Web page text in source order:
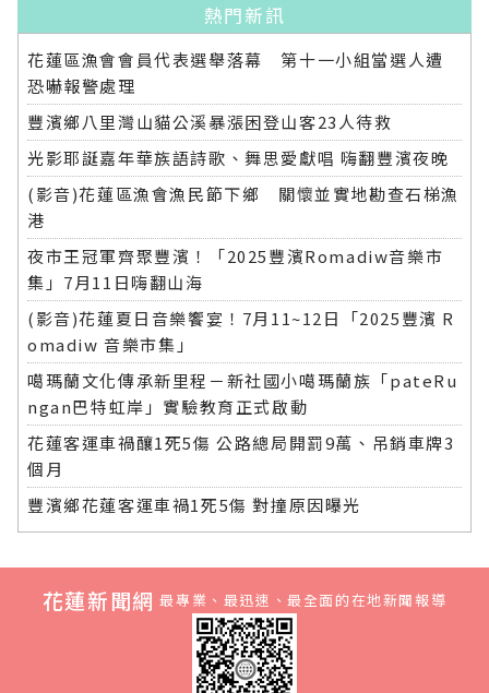
熱門新訊
花蓮區漁會會員代表選舉落幕 第十一小組當選人遭
恐嚇報警處理
豐濱鄉八里灣山貓公溪暴漲困登山客23人待救
光影耶誕嘉年華族語詩歌、舞思愛獻唱 嗨翻豐濱夜晚
(影音)花蓮區漁會漁民節下鄉 關懷並實地勘查石梯漁
港
夜市王冠軍齊聚豐濱！「2025豐濱Romadiw音樂市
集」7月11日嗨翻山海
(影音)花蓮夏日音樂饗宴！7月11~12日「2025豐濱 R
omadiw 音樂市集」
噶瑪蘭文化傳承新里程－新社國小噶瑪蘭族「pateRu
ngan巴特虹岸」實驗教育正式啟動
花蓮客運車禍釀1死5傷 公路總局開罰9萬、吊銷車牌3
個月
豐濱鄉花蓮客運車禍1死5傷 對撞原因曝光
花蓮新聞網 最專業、最迅速、最全面的在地新聞報導